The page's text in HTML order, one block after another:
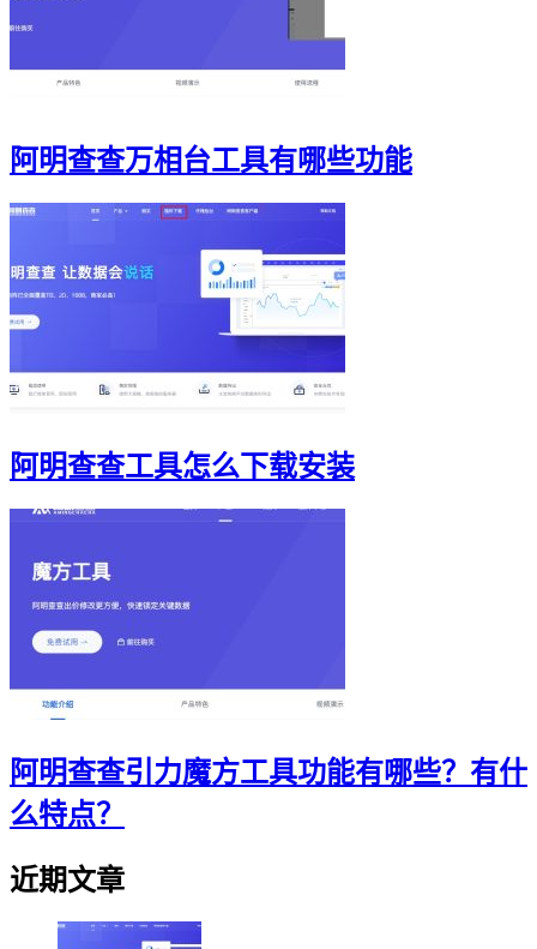
阿明查查万相台工具有哪些功能
阿明查查工具怎么下载安装
阿明查查引力魔方工具功能有哪些？有什
么特点？
近期文章